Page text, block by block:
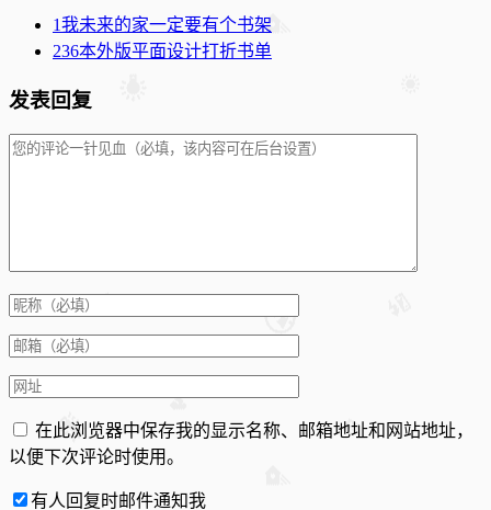
1我未来的家一定要有个书架
236本外版平面设计打折书单
发表回复
在此浏览器中保存我的显示名称、邮箱地址和网站地址，
以便下次评论时使用。
有人回复时邮件通知我